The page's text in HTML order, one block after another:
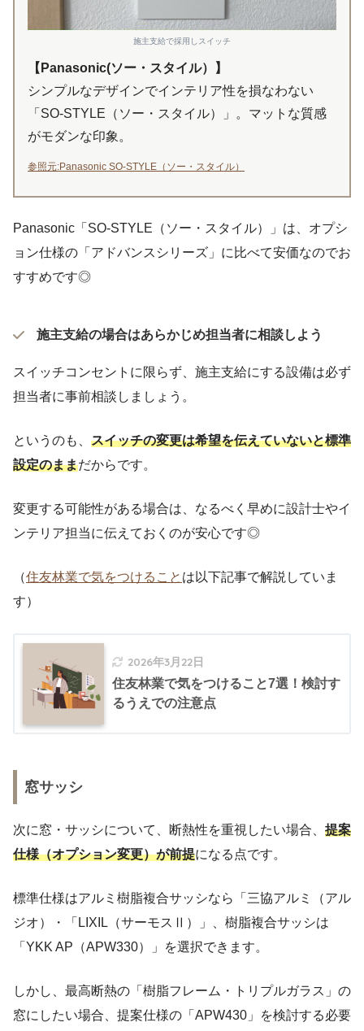
施主支給で採用しスイッチ
【Panasonic(ソー・スタイル）】
シンプルなデザインでインテリア性を損なわない
「SO-STYLE（ソー・スタイル）」。マットな質感
がモダンな印象。
参照元:Panasonic SO-STYLE（ソー・スタイル）
Panasonic「SO-STYLE（ソー・スタイル）」は、オプシ
ョン仕様の「アドバンスシリーズ」に比べて安価なのでお
すすめです◎
施主支給の場合はあらかじめ担当者に相談しよう
スイッチコンセントに限らず、施主支給にする設備は必ず
担当者に事前相談しましょう。
というのも、 スイッチの変更は希望を伝えていないと標準
設定のままだからです。
変更する可能性がある場合は、なるべく早めに設計士やイ
ンテリア担当に伝えておくのが安心です◎
（住友林業で気をつけること は以下記事で解説していま
す）
2026年3月22日
住友林業で気をつけること7選！検討す
るうえでの注意点
窓サッシ
次に窓・サッシについて、断熱性を重視したい場合、 提案
仕様（オプション変更）が前提になる点です。
標準仕様はアルミ樹脂複合サッシなら「三協アルミ（アル
ジオ）・「LIXIL（サーモスⅡ）」、樹脂複合サッシは
「YKK AP（APW330）」を選択できます。
しかし、最高断熱の「樹脂フレーム・トリプルガラス」の
窓にしたい場合、提案仕様の「APW430」を検討する必要